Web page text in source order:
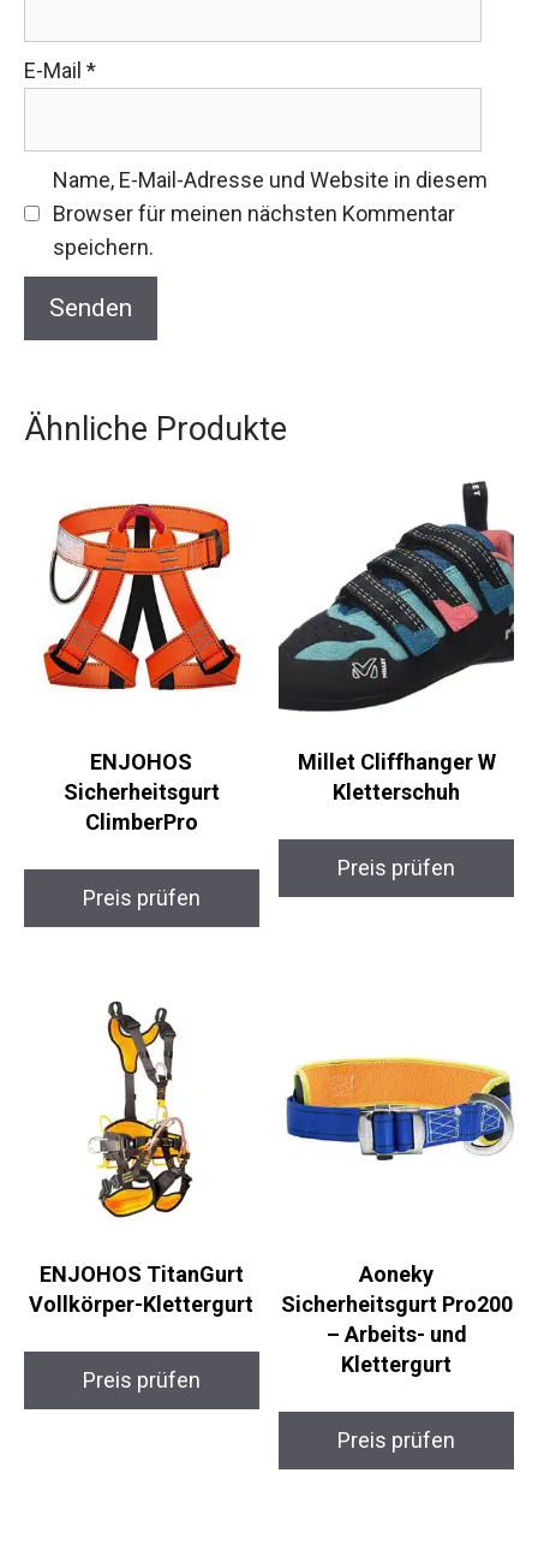
E-Mail *
Name, E-Mail-Adresse und Website in diesem
Browser für meinen nächsten Kommentar
speichern.
Ähnliche Produkte
ENJOHOS
Sicherheitsgurt
ClimberPro
Preis prüfen
Millet Cliffhanger W
Kletterschuh
Preis prüfen
ENJOHOS TitanGurt
Vollkörper-Klettergurt
Preis prüfen
Aoneky
Sicherheitsgurt Pro200
– Arbeits- und
Klettergurt
Preis prüfen